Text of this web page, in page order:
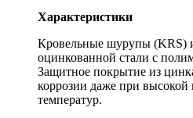
Характеристики
Кровельные шурупы (KRS)
оцинкованной стали с
Защитное покрытие из
коррозии даже при высокой
температур.